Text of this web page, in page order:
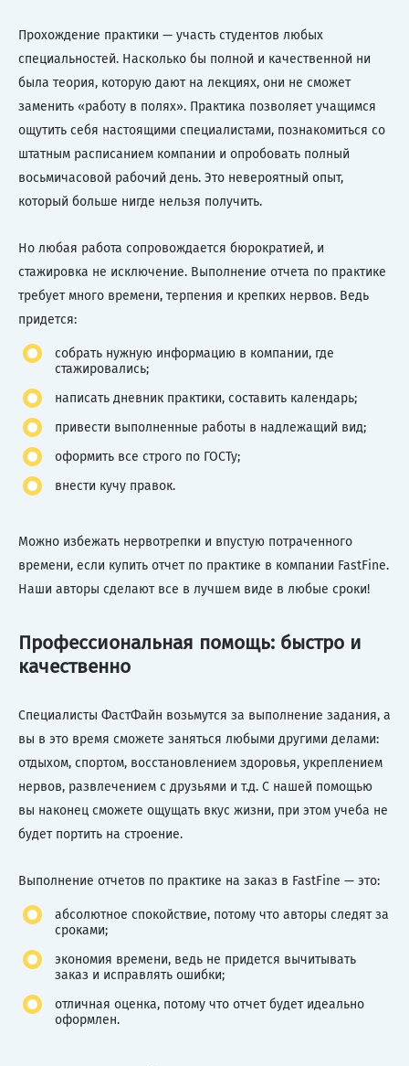
Прохождение практики — участь студентов любых
специальностей. Насколько бы полной и качественной ни
была теория, которую дают на лекциях, они не сможет
заменить «работу в полях». Практика позволяет учащимся
ощутить себя настоящими специалистами, познакомиться со
штатным расписанием компании и опробовать полный
восьмичасовой рабочий день. Это невероятный опыт,
который больше нигде нельзя получить.
Но любая работа сопровождается бюрократией, и
стажировка не исключение. Выполнение отчета по практике
требует много времени, терпения и крепких нервов. Ведь
придется:
собрать нужную информацию в компании, где
стажировались;
написать дневник практики, составить календарь;
привести выполненные работы в надлежащий вид;
оформить все строго по ГОСТу;
внести кучу правок.
Можно избежать нервотрепки и впустую потраченного
времени, если купить отчет по практике в компании FastFine.
Наши авторы сделают все в лучшем виде в любые сроки!
Профессиональная помощь: быстро и
качественно
Специалисты ФастФайн возьмутся за выполнение задания, а
вы в это время сможете заняться любыми другими делами:
отдыхом, спортом, восстановлением здоровья, укреплением
нервов, развлечением с друзьями и т.д. С нашей помощью
вы наконец сможете ощущать вкус жизни, при этом учеба не
будет портить на строение.
Выполнение отчетов по практике на заказ в FastFine — это:
абсолютное спокойствие, потому что авторы следят за
сроками;
экономия времени, ведь не придется вычитывать
заказ и исправлять ошибки;
отличная оценка, потому что отчет будет идеально
оформлен.